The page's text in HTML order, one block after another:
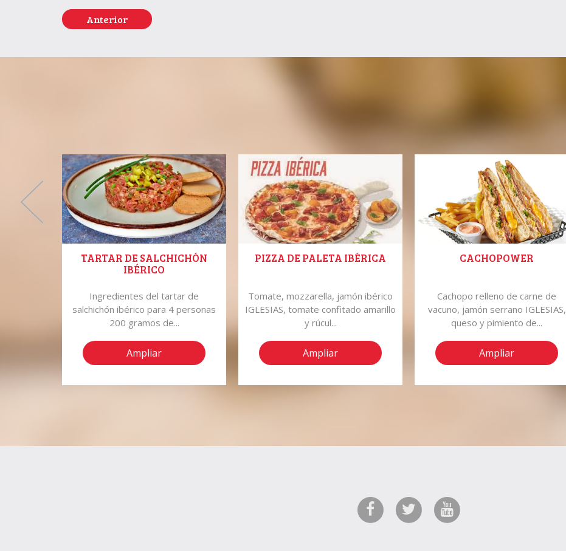
Anterior
TARTAR DE SALCHICHÓN
IBÉRICO
Ingredientes del tartar de
salchichón ibérico para 4 personas
200 gramos de...
Ampliar
PIZZA DE PALETA IBÉRICA
Tomate, mozzarella, jamón ibérico
IGLESIAS, tomate confitado amarillo
y rúcul...
Ampliar
CACHOPOWER
Cachopo relleno de carne de
vacuno, jamón serrano IGLESIAS,
queso y pimiento de...
Ampliar